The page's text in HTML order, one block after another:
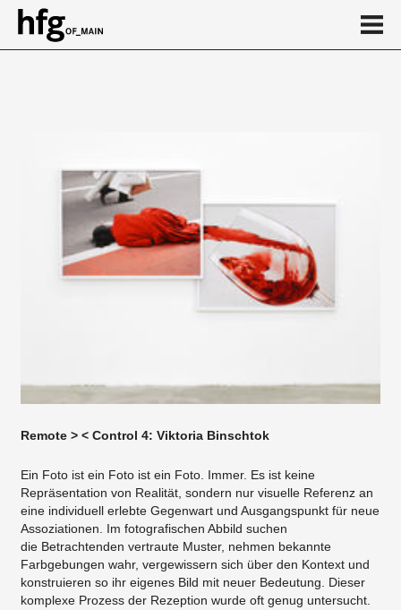
Remote > < Control 4: Viktoria Binschtok
Ein Foto ist ein Foto ist ein Foto. Immer. Es ist keine
Repräsentation von Realität, sondern nur visuelle Referenz an
eine individuell erlebte Gegenwart und Ausgangspunkt für neue
Assoziationen. Im fotografischen Abbild suchen
die Betrachtenden vertraute Muster, nehmen bekannte
Farbgebungen wahr, vergewissern sich über den Kontext und
konstruieren so ihr eigenes Bild mit neuer Bedeutung. Dieser
komplexe Prozess der Rezeption wurde oft genug untersucht.